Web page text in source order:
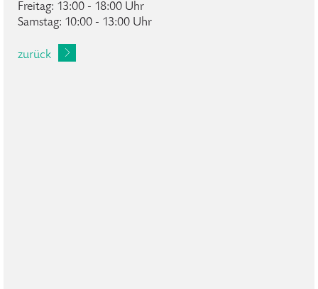
Freitag: 13:00 - 18:00 Uhr
Samstag: 10:00 - 13:00 Uhr
zurück